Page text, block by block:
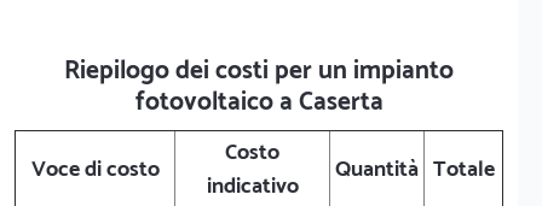
Riepilogo dei costi per un impianto
fotovoltaico a Caserta
Voce di costo
Costo
indicativo
Quantità Totale